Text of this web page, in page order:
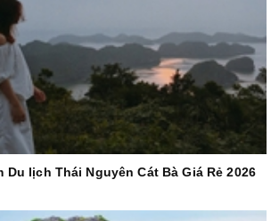
Du lịch Thái Nguyên Cát Bà Giá Rẻ 2026